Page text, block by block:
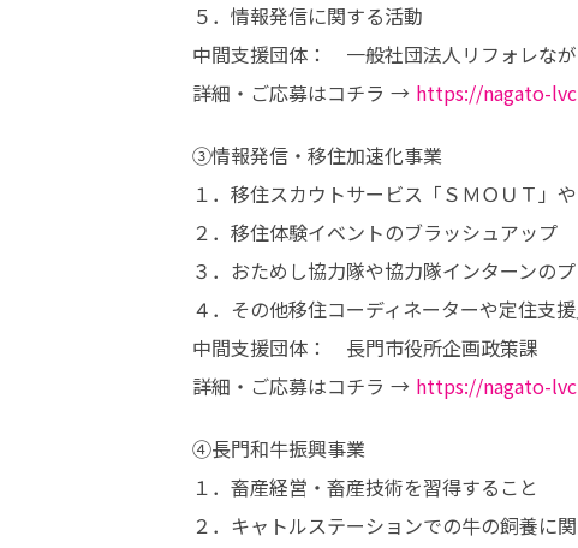
５．情報発信に関する活動
中間支援団体：	一般社団法人リフォレながと
詳細・ご応募はコチラ → https://nagato-
③情報発信・移住加速化事業
１．移住スカウトサービス「ＳＭＯＵＴ」
２．移住体験イベントのブラッシュアップ
３．おためし協力隊や協力隊インターンの
４．その他移住コーディネーターや定住支
中間支援団体：	長門市役所企画政策課
詳細・ご応募はコチラ → https://nagato-
④長門和牛振興事業
１．畜産経営・畜産技術を習得すること
２．キャトルステーションでの牛の飼養に